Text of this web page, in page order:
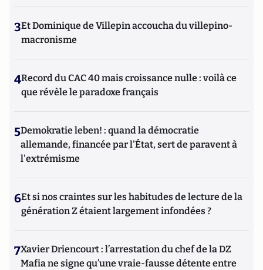
3Et Dominique de Villepin accoucha du villepino-
macronisme
4Record du CAC 40 mais croissance nulle : voilà ce
que révèle le paradoxe français
5Demokratie leben! : quand la démocratie
allemande, financée par l'État, sert de paravent à
l'extrémisme
6Et si nos craintes sur les habitudes de lecture de la
génération Z étaient largement infondées ?
7Xavier Driencourt : l’arrestation du chef de la DZ
Mafia ne signe qu’une vraie-fausse détente entre